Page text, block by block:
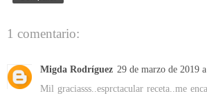
1 comentario:
Migda Rodríguez 29 de marzo de 2019
Mil graciasss..esprctacular receta..me